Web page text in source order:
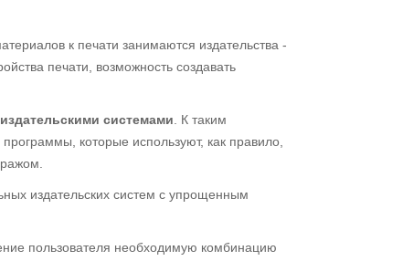
к печати занимаются издательства -
печати, возможность создавать
издательскими системами . К таким
которые используют, как правило,
издательских систем с упрощенным
пользователя необходимую комбинацию